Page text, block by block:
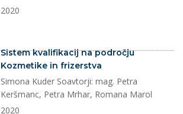
2020
dokument
Sistem kvalifikacij na področju
Kozmetike in frizerstva
Simona Kuder Soavtorji: mag. Petra
Keršmanc, Petra Mrhar, Romana Marol
2020